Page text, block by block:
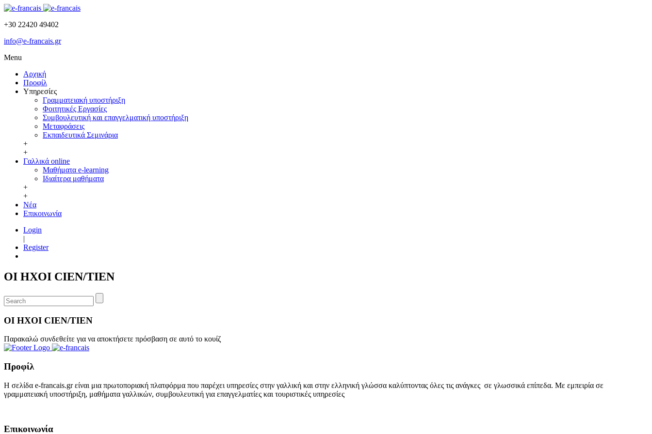
+30 22420 49402
info@e-francais.gr
Menu
Αρχική
Προφίλ
Υπηρεσίες
Γραμματειακή υποστήριξη
Φοιτητικές Εργασίες
Συμβουλευτική και επαγγελματική υποστήριξη
Μεταφράσεις
Εκπαιδευτικά Σεμινάρια
+
+
Γαλλικά online
Μαθήματα e-learning
Ιδιαίτερα μαθήματα
+
+
Νέα
Επικοινωνία
Login
|
Register
ΟΙ ΗΧΟΙ CIEN/TIEN
ΟΙ ΗΧΟΙ CIEN/TIEN
Παρακαλώ συνδεθείτε για να αποκτήσετε πρόσβαση σε αυτό το κουίζ
Προφίλ
Η σελίδα e-francais.gr είναι μια πρωτοποριακή πλατφόρμα που παρέχει υπηρεσίες στην γαλλική και στην ελληνική γλώσσα καλύπτοντας όλες τις ανάγκες σε γλωσσικά επίπεδα. Με εμπειρία σε
γραμματειακή υποστήριξη, μαθήματα γαλλικών, συμβουλευτική για επαγγελματίες και τουριστικές υπηρεσίες
Επικοινωνία